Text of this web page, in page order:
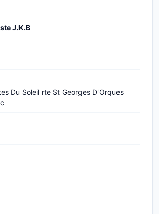
J.K.B
Du Soleil rte St Georges D'Orques